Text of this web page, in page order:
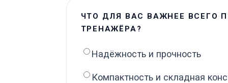
ЧТО ДЛЯ ВАС ВАЖНЕЕ ВСЕГО
ТРЕНАЖЁРА?
Надёжность и прочность
Компактность и складная